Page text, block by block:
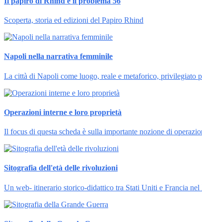
Scoperta, storia ed edizioni del Papiro Rhind
Napoli nella narrativa femminile
La città di Napoli come luogo, reale e metaforico, privilegiato
Operazioni interne e loro proprietà
Il focus di questa scheda è sulla importante nozione di
Sitografia dell'età delle rivoluzioni
Un web- itinerario storico-didattico tra Stati Uniti e Francia